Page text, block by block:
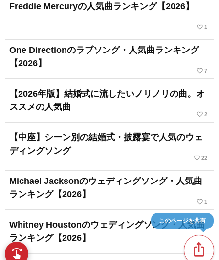
Freddie Mercuryの人気曲ランキング【2026】
favorite_border 1
One Directionのラブソング・人気曲ランキング
【2026】
favorite_border 7
【2026年版】結婚式に流したいノリノリの曲。オ
ススメの人気曲
favorite_border 2
【中座】シーン別の結婚式・披露宴で人気のウェ
ディングソング
favorite_border 22
Michael Jacksonのウェディングソング・人気曲
ランキング【2026】
favorite_border 1
Whitney Houstonのウェディングソング・人気曲
ランキング【2026】
ios_share
このページを共有
swipe